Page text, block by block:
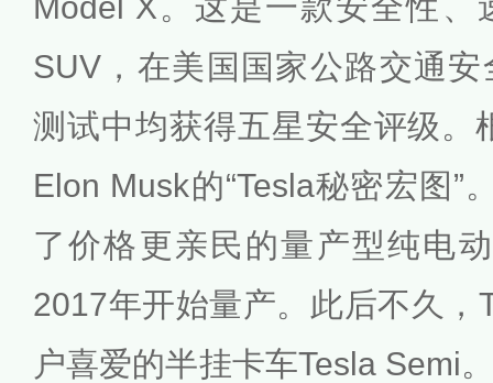
SUV，在美国国家公路交通
测试中均获得五星安全评级。
Elon Musk的“Tesla秘密宏图”
了价格更亲民的量产型纯电
2017年开始量产。此后不久，
户喜爱的半挂卡车Tesla Semi